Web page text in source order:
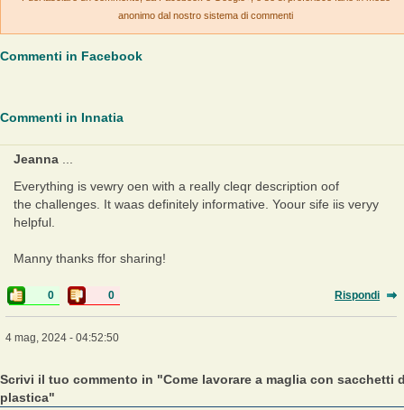
anonimo dal nostro sistema di commenti
Commenti in Facebook
Commenti in Innatia
Jeanna
Everything is vewry oen with a really cleqr description oof
the challenges. It waas definitely informative. Yoour sife iis veryy
helpful.
Manny thanks ffor sharing!
0 0 Rispondi
4 mag, 2024 - 04:52:50
Scrivi il tuo commento in "Come lavorare a maglia con sacchetti
plastica"